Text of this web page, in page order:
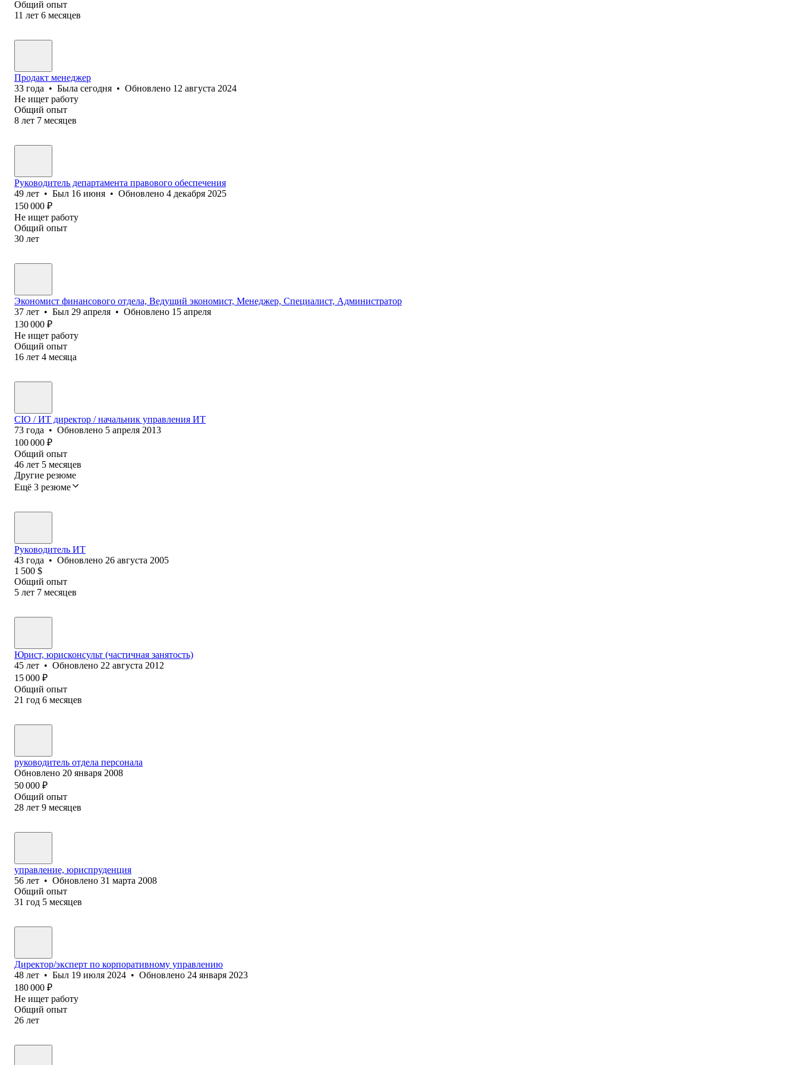
Общий опыт
11 лет 6 месяцев
Продакт менеджер
33 года • Была сегодня • Обновлено 12 августа 2024
Не ищет работу
Общий опыт
8 лет 7 месяцев
Руководитель департамента правового обеспечения
49 лет • Был 16 июня • Обновлено 4 декабря 2025
150 000 ₽
Не ищет работу
Общий опыт
30 лет
Экономист финансового отдела, Ведущий экономист, Менеджер, Специалист, Администратор
37 лет • Был 29 апреля • Обновлено 15 апреля
130 000 ₽
Не ищет работу
Общий опыт
16 лет 4 месяца
CIO / ИT директор / начальник управления ИT
73 года • Обновлено 5 апреля 2013
100 000 ₽
Общий опыт
46 лет 5 месяцев
Другие резюме
Ещё 3 резюме
Руководитель ИТ
43 года • Обновлено 26 августа 2005
1 500 $
Общий опыт
5 лет 7 месяцев
Юрист, юрисконсульт (частичная занятость)
45 лет • Обновлено 22 августа 2012
15 000 ₽
Общий опыт
21 год 6 месяцев
руководитель отдела персонала
Обновлено 20 января 2008
50 000 ₽
Общий опыт
28 лет 9 месяцев
управление, юриспруденция
56 лет • Обновлено 31 марта 2008
Общий опыт
31 год 5 месяцев
Директор/эксперт по корпоративному управлению
48 лет • Был 19 июля 2024 • Обновлено 24 января 2023
180 000 ₽
Не ищет работу
Общий опыт
26 лет